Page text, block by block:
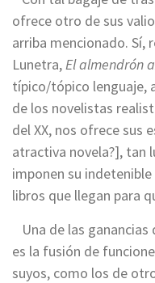
ofrece otro de sus
arriba mencionado. Sí,
Lunetra,El almendrón
típico/tópico lenguaje,
de los novelistas
del XX, nos ofrece sus
atractiva novela?], tan
imponen su
libros que llegan para
Una de las
es la fusión de
suyos, como los de